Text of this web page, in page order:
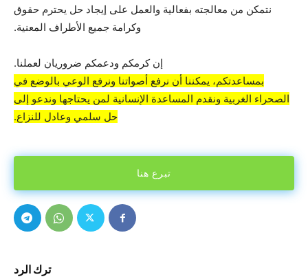
نتمكن من معالجته بفعالية والعمل على إيجاد حل يحترم حقوق
وكرامة جميع الأطراف المعنية.
إن كرمكم ودعمكم ضروريان لعملنا.
بمساعدتكم، يمكننا أن نرفع أصواتنا ونرفع الوعي بالوضع في
الصحراء الغربية ونقدم المساعدة الإنسانية لمن يحتاجها وندعو إلى
حل سلمي وعادل للنزاع.
تبرع هنا
ترك الرد